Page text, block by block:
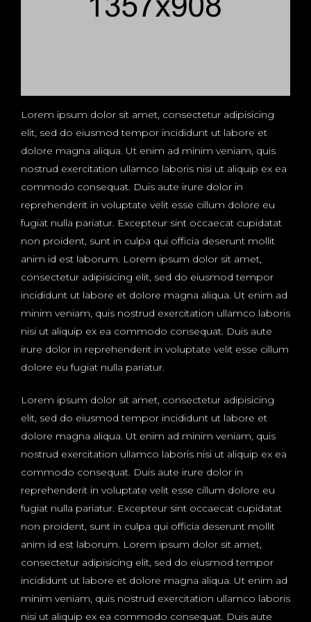
Lorem ipsum dolor sit amet, consectetur adipisicing
elit, sed do eiusmod tempor incididunt ut labore et
dolore magna aliqua. Ut enim ad minim veniam, quis
nostrud exercitation ullamco laboris nisi ut aliquip ex ea
commodo consequat. Duis aute irure dolor in
reprehenderit in voluptate velit esse cillum dolore eu
fugiat nulla pariatur. Excepteur sint occaecat cupidatat
non proident, sunt in culpa qui officia deserunt mollit
anim id est laborum. Lorem ipsum dolor sit amet,
consectetur adipisicing elit, sed do eiusmod tempor
incididunt ut labore et dolore magna aliqua. Ut enim ad
minim veniam, quis nostrud exercitation ullamco laboris
nisi ut aliquip ex ea commodo consequat. Duis aute
irure dolor in reprehenderit in voluptate velit esse cillum
dolore eu fugiat nulla pariatur.
Lorem ipsum dolor sit amet, consectetur adipisicing
elit, sed do eiusmod tempor incididunt ut labore et
dolore magna aliqua. Ut enim ad minim veniam, quis
nostrud exercitation ullamco laboris nisi ut aliquip ex ea
commodo consequat. Duis aute irure dolor in
reprehenderit in voluptate velit esse cillum dolore eu
fugiat nulla pariatur. Excepteur sint occaecat cupidatat
non proident, sunt in culpa qui officia deserunt mollit
anim id est laborum. Lorem ipsum dolor sit amet,
consectetur adipisicing elit, sed do eiusmod tempor
incididunt ut labore et dolore magna aliqua. Ut enim ad
minim veniam, quis nostrud exercitation ullamco laboris
nisi ut aliquip ex ea commodo consequat. Duis aute